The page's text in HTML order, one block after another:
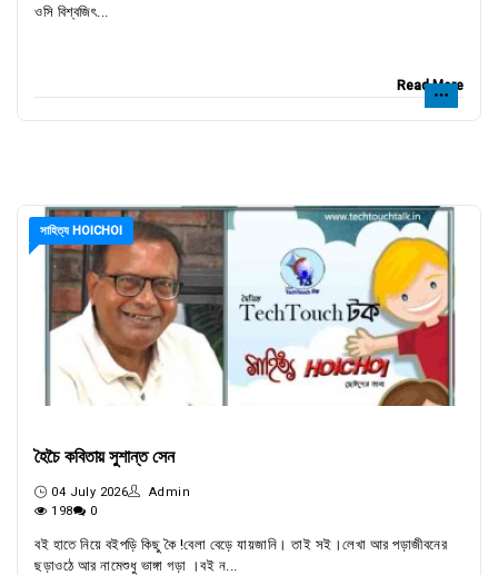
ওসি বিশ্বজিৎ...
Read More
সাহিত্য HOICHOI
হৈচৈ কবিতায় সুশান্ত সেন
04 July 2026
Admin
198
0
বই হাতে নিয়ে বইপড়ি কিছু কৈ !বেলা বেড়ে যায়জানি। তাই সই।লেখা আর পড়াজীবনের
ছড়াওঠে আর নামেশুধু ভাঙ্গা গড়া ।বই ন...